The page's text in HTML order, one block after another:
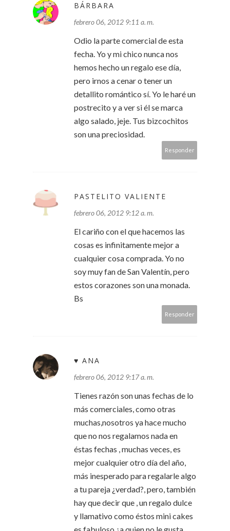
BÁRBARA
febrero 06, 2012 9:11 a. m.
Odio la parte comercial de esta
fecha. Yo y mi chico nunca nos
hemos hecho un regalo ese día,
pero irnos a cenar o tener un
detallito romántico sí. Yo le haré un
postrecito y a ver si él se marca
algo salado, jeje. Tus bizcochitos
son una preciosidad.
Responder
PASTELITO VALIENTE
febrero 06, 2012 9:12 a. m.
El cariño con el que hacemos las
cosas es infinitamente mejor a
cualquier cosa comprada. Yo no
soy muy fan de San Valentín, pero
estos corazones son una monada.
Bs
Responder
♥ ANA
febrero 06, 2012 9:17 a. m.
Tienes razón son unas fechas de lo
más comerciales, como otras
muchas,nosotros ya hace mucho
que no nos regalamos nada en
éstas fechas , muchas veces, es
mejor cualquier otro día del año,
más inesperado para regalarle algo
a tu pareja ¿verdad?, pero, también
hay que decir que , un regalo dulce
y llamativo como éstos mini cakes